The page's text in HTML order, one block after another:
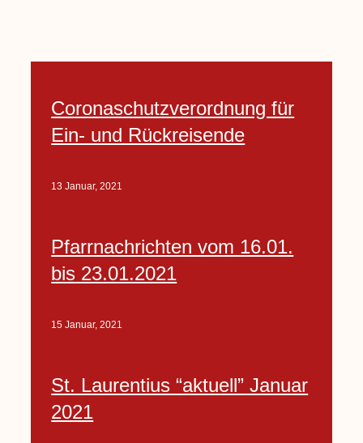
Coronaschutzverordnung für
Ein- und Rückreisende
13 Januar, 2021
Pfarrnachrichten vom 16.01.
bis 23.01.2021
15 Januar, 2021
St. Laurentius “aktuell” Januar
2021